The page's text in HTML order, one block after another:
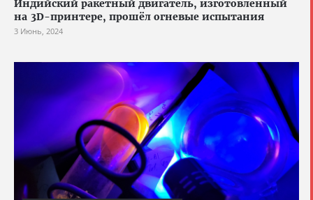
Индийский ракетный двигатель, изготовленный
на 3D-принтере, прошёл огневые испытания
3 Июнь, 2024